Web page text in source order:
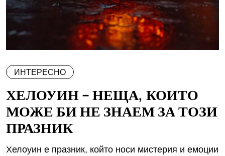
ИНТЕРЕСНО
ХЕЛОУИН – НЕЩА, КОИТО
МОЖЕ БИ НЕ ЗНАЕМ ЗА ТОЗИ
ПРАЗНИК
Хелоуин е празник, който носи мистерия и емоции